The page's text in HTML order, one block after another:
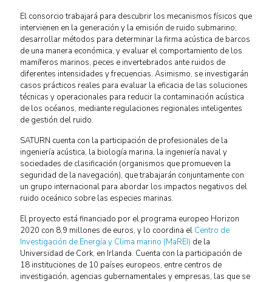
El consorcio trabajará para descubrir los mecanismos físicos que
intervienen en la generación y la emisión de ruido submarino;
desarrollar métodos para determinar la firma acústica de barcos
de una manera económica, y evaluar el comportamiento de los
mamíferos marinos, peces e invertebrados ante ruidos de
diferentes intensidades y frecuencias. Asimismo, se investigarán
casos prácticos reales para evaluar la eficacia de las soluciones
técnicas y operacionales para reducir la contaminación acústica
de los océanos, mediante regulaciones regionales inteligentes
de gestión del ruido.
SATURN cuenta con la participación de profesionales de la
ingeniería acústica, la biología marina, la ingeniería naval y
sociedades de clasificación (organismos que promueven la
seguridad de la navegación), que trabajarán conjuntamente con
un grupo internacional para abordar los impactos negativos del
ruido oceánico sobre las especies marinas.
El proyecto está financiado por el programa europeo Horizon
2020 con 8,9 millones de euros, y lo coordina el Centro de
Investigación de Energía y Clima marino (MaREI) de la
Universidad de Cork, en Irlanda. Cuenta con la participación de
18 instituciones de 10 países europeos, entre centros de
investigación, agencias gubernamentales y empresas, las que se